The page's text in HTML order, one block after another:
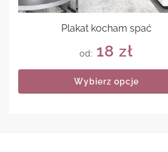
Plakat kocham spać
od: 18 zł
Wybierz opcje